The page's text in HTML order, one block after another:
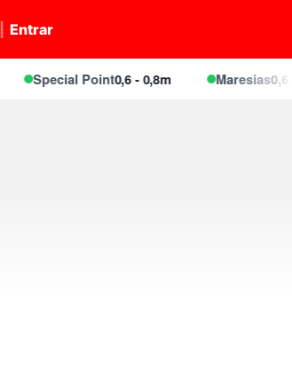
Entrar
Special Point0,6 - 0,8m Maresias0,6 -